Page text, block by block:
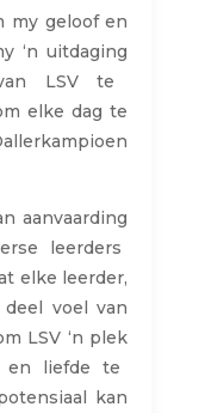
my geloof en
‘nuitdaging
LSV te
elke dag te
aanvaarding
leerders
elke leerder,
deel voel
van
LSV ‘n plek
en liefde
te
kan